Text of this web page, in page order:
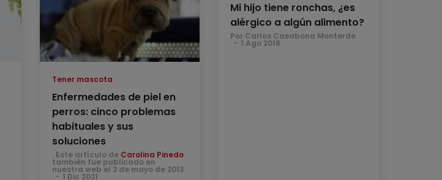
Tener mascota
Enfermedades de piel en
perros: cinco problemas
habituales y sus
soluciones
. Este artículo de Carolina Pinedo
también fue publicado en
nuestra web el 2 de mayo de 2013
1 Dic 2021
Mi hijo tiene ronchas, ¿es
alérgico a algún alimento?
Por Carlos Casabona Monterde
1 Ago 2018